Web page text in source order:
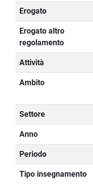
Erogato
Erogato altro
regolamento
Attività
Ambito
Settore
Anno
Periodo
Tipo insegnamento